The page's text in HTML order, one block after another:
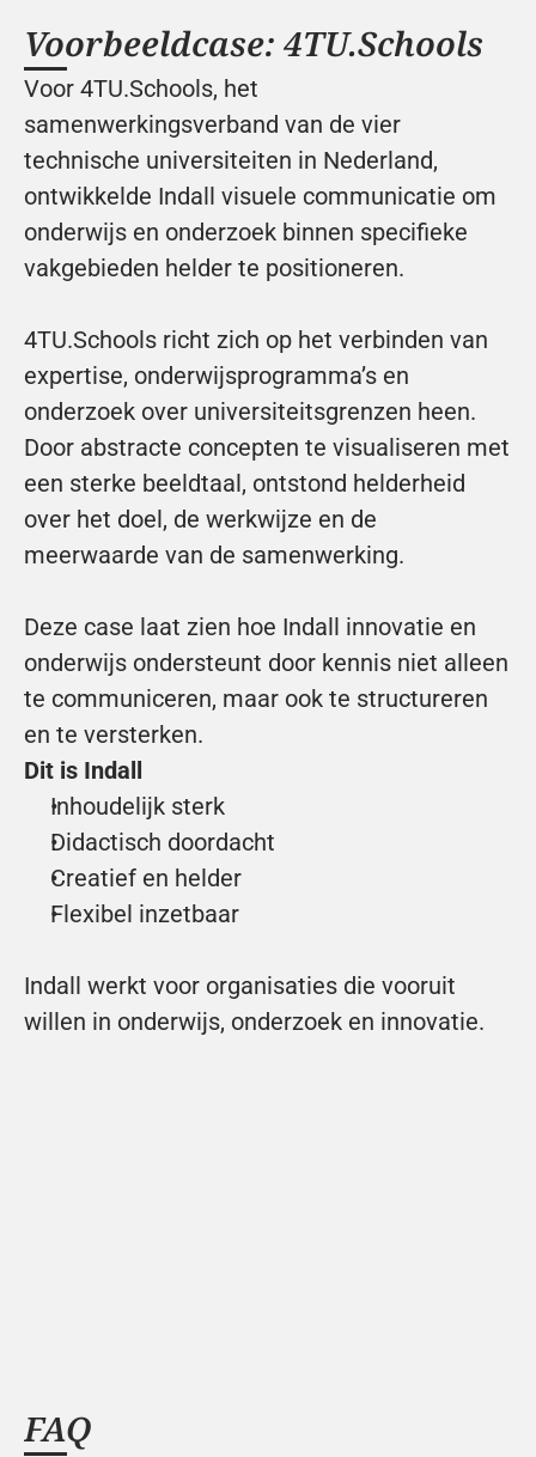
Voorbeeldcase: 4TU.Schools
Voor 4TU.Schools, het
samenwerkingsverband van de vier
technische universiteiten in Nederland,
ontwikkelde Indall visuele communicatie om
onderwijs en onderzoek binnen specifieke
vakgebieden helder te positioneren.
4TU.Schools richt zich op het verbinden van
expertise, onderwijsprogramma’s en
onderzoek over universiteitsgrenzen heen.
Door abstracte concepten te visualiseren met
een sterke beeldtaal, ontstond helderheid
over het doel, de werkwijze en de
meerwaarde van de samenwerking.
Deze case laat zien hoe Indall innovatie en
onderwijs ondersteunt door kennis niet alleen
te communiceren, maar ook te structureren
en te versterken.
Dit is Indall
Inhoudelijk sterk
Didactisch doordacht
Creatief en helder
Flexibel inzetbaar
Indall werkt voor organisaties die vooruit
willen in onderwijs, onderzoek en innovatie.
FAQ